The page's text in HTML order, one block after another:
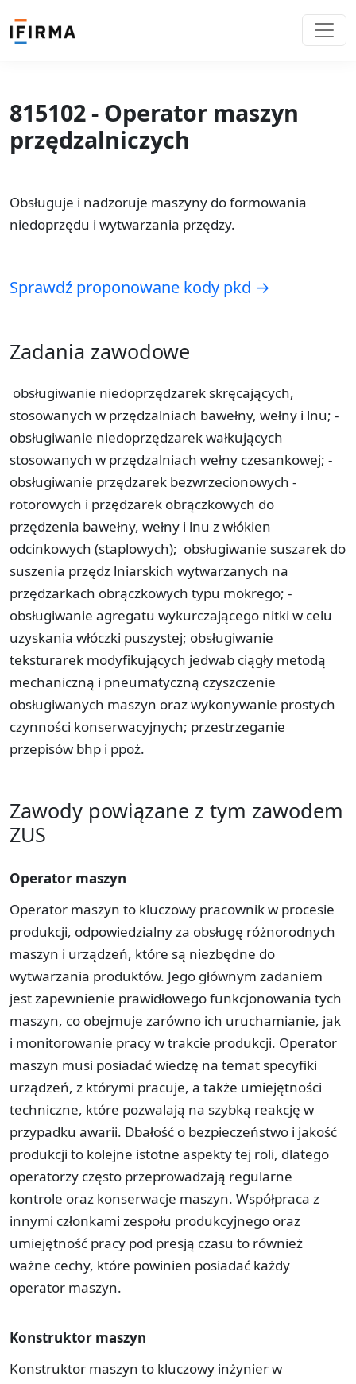
815102 - Operator maszyn
przędzalniczych
Obsługuje i nadzoruje maszyny do formowania
niedoprzędu i wytwarzania przędzy.
Sprawdź proponowane kody pkd →
Zadania zawodowe
­
obsługiwanie niedoprzędzarek skręcających,
stosowanych w przędzalniach bawełny, wełny i lnu; ­
obsługiwanie niedoprzędzarek wałkujących
stosowanych w przędzalniach wełny czesankowej; ­
obsługiwanie przędzarek bezwrzecionowych -
rotorowych i przędzarek obrączkowych do
przędzenia bawełny, wełny i lnu z włókien
odcinkowych (staplowych); ­ obsługiwanie suszarek do
suszenia przędz lniarskich wytwarzanych na
przędzarkach obrączkowych typu mokrego; ­
obsługiwanie agregatu wykurczającego nitki w celu
uzyskania włóczki puszystej;­ obsługiwanie
teksturarek modyfikujących jedwab ciągły metodą
mechaniczną i pneumatyczną­ czyszczenie
obsługiwanych maszyn oraz wykonywanie prostych
czynności konserwacyjnych;­ przestrzeganie
przepisów bhp i ppoż.
Zawody powiązane z tym zawodem
ZUS
Operator maszyn
Operator maszyn to kluczowy pracownik w procesie
produkcji, odpowiedzialny za obsługę różnorodnych
maszyn i urządzeń, które są niezbędne do
wytwarzania produktów. Jego głównym zadaniem
jest zapewnienie prawidłowego funkcjonowania tych
maszyn, co obejmuje zarówno ich uruchamianie, jak
i monitorowanie pracy w trakcie produkcji. Operator
maszyn musi posiadać wiedzę na temat specyfiki
urządzeń, z którymi pracuje, a także umiejętności
techniczne, które pozwalają na szybką reakcję w
przypadku awarii. Dbałość o bezpieczeństwo i jakość
produkcji to kolejne istotne aspekty tej roli, dlatego
operatorzy często przeprowadzają regularne
kontrole oraz konserwacje maszyn. Współpraca z
innymi członkami zespołu produkcyjnego oraz
umiejętność pracy pod presją czasu to również
ważne cechy, które powinien posiadać każdy
operator maszyn.
Konstruktor maszyn
Konstruktor maszyn to kluczowy inżynier w